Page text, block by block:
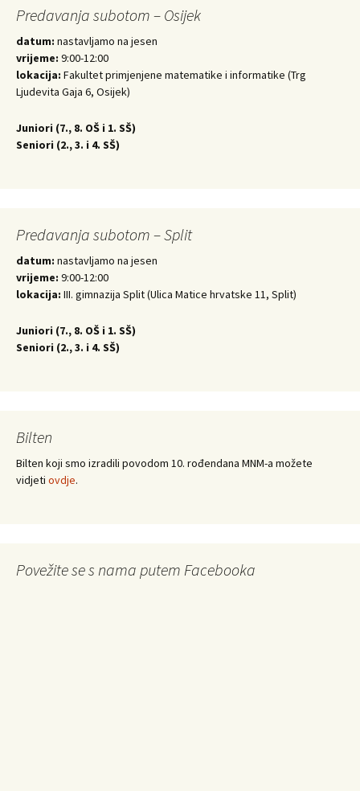
Predavanja subotom – Osijek
datum: nastavljamo na jesen
vrijeme: 9:00-12:00
lokacija: Fakultet primjenjene matematike i informatike (Trg
Ljudevita Gaja 6, Osijek)
Juniori (7., 8. OŠ i 1. SŠ)
Seniori (2., 3. i 4. SŠ)
Predavanja subotom – Split
datum: nastavljamo na jesen
vrijeme: 9:00-12:00
lokacija: III. gimnazija Split (Ulica Matice hrvatske 11, Split)
Juniori (7., 8. OŠ i 1. SŠ)
Seniori (2., 3. i 4. SŠ)
Bilten
Bilten koji smo izradili povodom 10. rođendana MNM-a možete
vidjeti ovdje.
Povežite se s nama putem Facebooka